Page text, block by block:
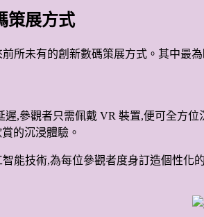
策展方式
前所未有的創新數碼策展方式。其中
遲,參觀者只需佩戴 VR 裝置,便可全方
的沉浸體驗。
智能技術,為每位參觀者度身訂造個性